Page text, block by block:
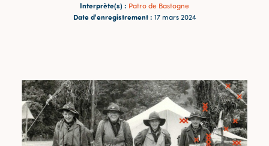
Interprète(s) : Patro de Bastogne
Date d'enregistrement : 17 mars 2024